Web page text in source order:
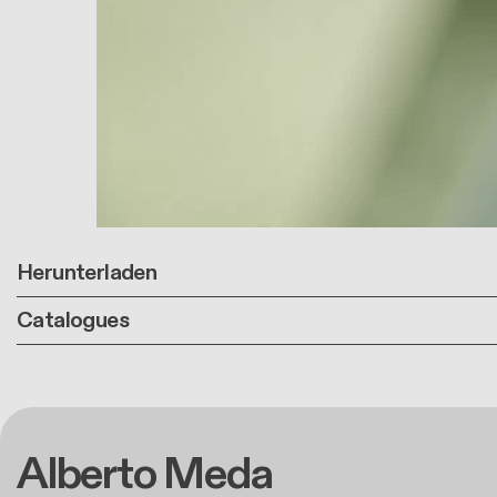
Herunterladen
Catalogues
Alberto Meda